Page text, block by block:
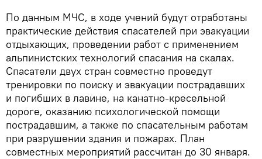
По данным МЧС, в ходе учений будут отработаны
практические действия спасателей при эвакуации
отдыхающих, проведении работ с применением
альпинистских технологий спасания на скалах.
Спасатели двух стран совместно проведут
тренировки по поиску и эвакуации пострадавших
и погибших в лавине, на канатно-кресельной
дороге, оказанию психологической помощи
пострадавшим, а также по спасательным работам
при разрушении здания и пожарах. План
совместных мероприятий рассчитан до 30 января.